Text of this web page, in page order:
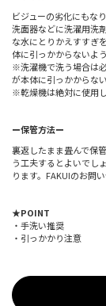
ビジューの劣化にもな
洗面器などに洗濯用洗
な水にとりかえすすぎ
体に引っかからないよ
※洗濯機で洗う場合は
が本体に引っかからな
※乾燥機は絶対に使用
ー保管方法ー
裏返したまま畳んで保
う工夫するとよいでし
ります。FAKUIのお問
★POINT
・手洗い推奨
・引っかかり注意